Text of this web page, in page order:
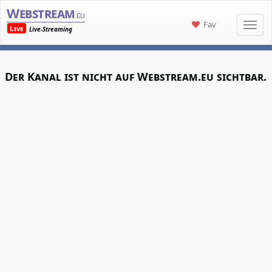
Webstream .eu
Live
Live-Streaming Fav
Der Kanal ist nicht auf Webstream.eu sichtbar.